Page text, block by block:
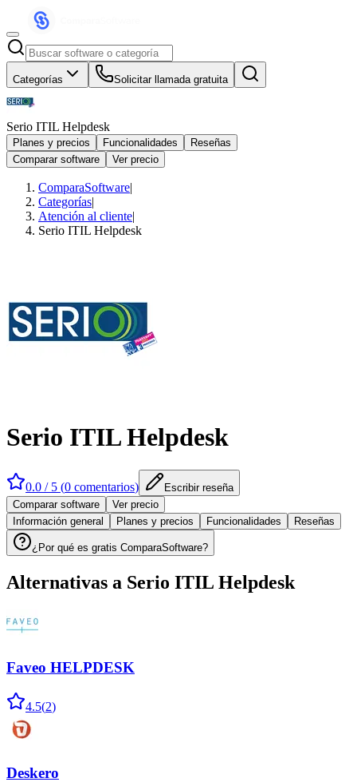
Categorías Solicitar llamada gratuita
Serio ITIL Helpdesk
Planes y precios Funcionalidades
Reseñas
Comparar software
Ver precio
ComparaSoftware|
Categorías|
Atención al cliente|
Serio ITIL Helpdesk
Serio ITIL Helpdesk
0.0 / 5 (0 comentarios)
Escribir reseña
Comparar software
Ver precio
Información general
Planes y precios Funcionalidades Reseñas
¿Por qué es gratis ComparaSoftware?
Alternativas a Serio ITIL Helpdesk
Faveo HELPDESK
4.5(2)
Deskero